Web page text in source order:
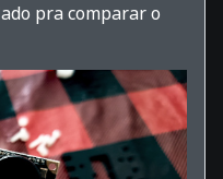
pra comparar o